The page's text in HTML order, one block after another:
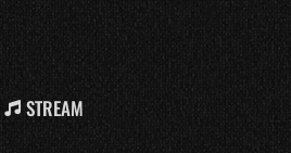
STREAM